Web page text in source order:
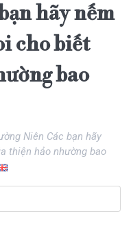
hãy nếm
cho biết
bao
Niên Các bạn hãy
thiện hảo nhường bao